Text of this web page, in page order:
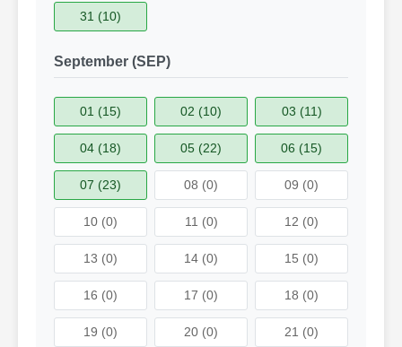
31 (10)
September (SEP)
01 (15) 02 (10) 03 (11)
04 (18) 05 (22) 06 (15)
07 (23) 08 (0) 09 (0)
10 (0) 11 (0) 12 (0)
13 (0) 14 (0) 15 (0)
16 (0) 17 (0) 18 (0)
19 (0) 20 (0) 21 (0)